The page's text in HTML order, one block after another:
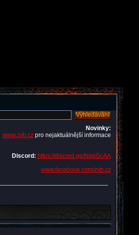
Novinky:
www.zvb.cz pro nejaktuálnější informace
Discord: https://discord.gg/NqqGcAA
www.facebook.com/zvb.cz